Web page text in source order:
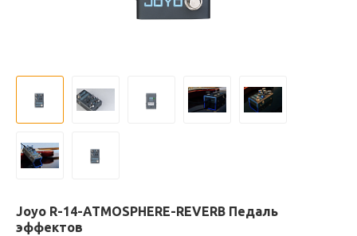
Joyo R-14-ATMOSPHERE-REVERB Педаль
эффектов